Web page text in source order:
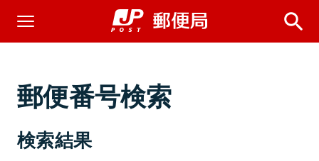
郵便番号検索
検索結果